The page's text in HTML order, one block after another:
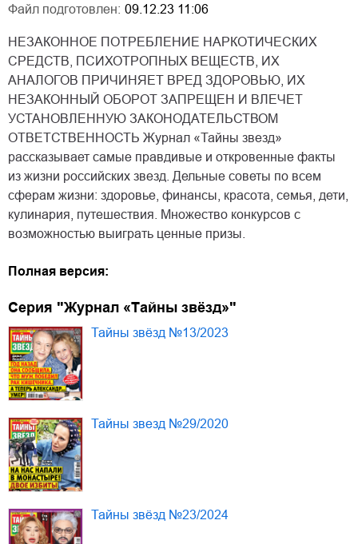
Файл подготовлен: 09.12.23 11:06
НЕЗАКОННОЕ ПОТРЕБЛЕНИЕ НАРКОТИЧЕСКИХ
СРЕДСТВ, ПСИХОТРОПНЫХ ВЕЩЕСТВ, ИХ
АНАЛОГОВ ПРИЧИНЯЕТ ВРЕД ЗДОРОВЬЮ, ИХ
НЕЗАКОННЫЙ ОБОРОТ ЗАПРЕЩЕН И ВЛЕЧЕТ
УСТАНОВЛЕННУЮ ЗАКОНОДАТЕЛЬСТВОМ
ОТВЕТСТВЕННОСТЬ Журнал «Тайны звезд»
рассказывает самые правдивые и откровенные факты
из жизни российских звезд. Дельные советы по всем
сферам жизни: здоровье, финансы, красота, семья, дети,
кулинария, путешествия. Множество конкурсов с
возможностью выиграть ценные призы.
Полная версия:
Серия "Журнал «Тайны звёзд»"
Тайны звёзд №13/2023
Тайны звезд №29/2020
Тайны звёзд №23/2024